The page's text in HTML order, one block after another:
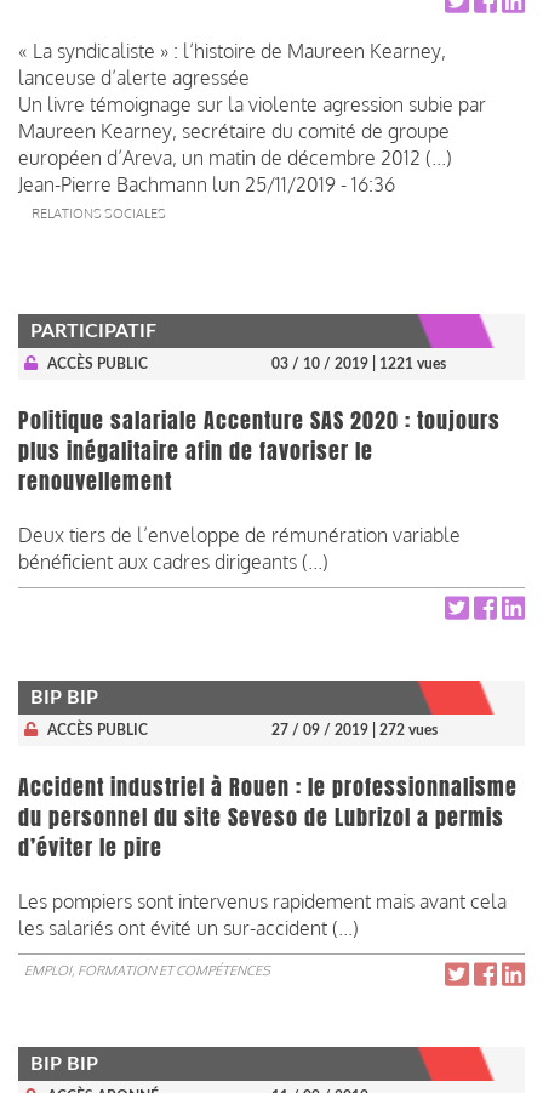
« La syndicaliste » : l’histoire de Maureen Kearney,
lanceuse d’alerte agressée
Un livre témoignage sur la violente agression subie par
Maureen Kearney, secrétaire du comité de groupe
européen d’Areva, un matin de décembre 2012 (...)
Jean-Pierre Bachmann lun 25/11/2019 - 16:36
RELATIONS SOCIALES
PARTICIPATIF
ACCÈS PUBLIC 03 / 10 / 2019 | 1221 vues
Politique salariale Accenture SAS 2020 : toujours
plus inégalitaire afin de favoriser le
renouvellement
Deux tiers de l’enveloppe de rémunération variable
bénéficient aux cadres dirigeants (...)
BIP BIP
ACCÈS PUBLIC 27 / 09 / 2019 | 272 vues
Accident industriel à Rouen : le professionnalisme
du personnel du site Seveso de Lubrizol a permis
d’éviter le pire
Les pompiers sont intervenus rapidement mais avant cela
les salariés ont évité un sur-accident (...)
EMPLOI, FORMATION ET COMPÉTENCES
BIP BIP